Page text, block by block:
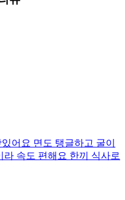
어요 면도 탱글하고 굴이
속도 편해요 한끼 식사로